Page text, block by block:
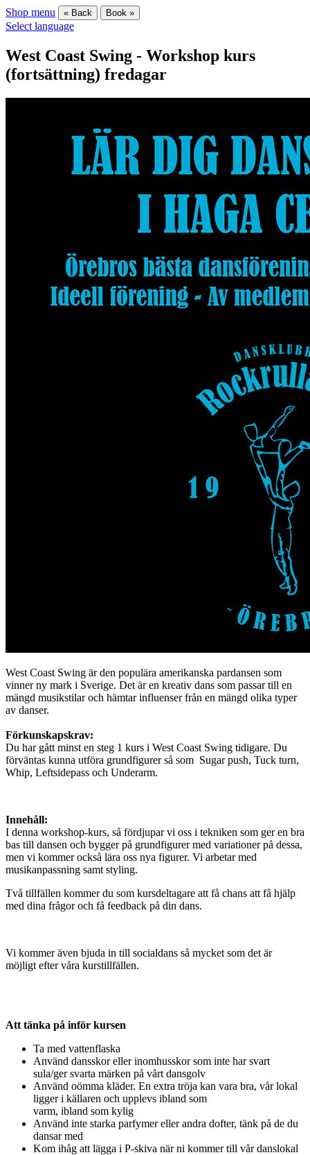
Shop menu « Back Book »
Select language
West Coast Swing - Workshop kurs
(fortsättning) fredagar
West Coast Swing är den populära amerikanska pardansen som
vinner ny mark i Sverige. Det är en kreativ dans som passar till en
mängd musikstilar och hämtar influenser från en mängd olika typer
av danser.
Förkunskapskrav:
Du har gått minst en steg 1 kurs i West Coast Swing tidigare. Du
förväntas kunna utföra grundfigurer så som Sugar push, Tuck turn,
Whip, Leftsidepass och Underarm.
Innehåll:
I denna workshop-kurs, så fördjupar vi oss i tekniken som ger en bra
bas till dansen och bygger på grundfigurer med variationer på dessa,
men vi kommer också lära oss nya figurer. Vi arbetar med
musikanpassning samt styling.
Två tillfällen kommer du som kursdeltagare att få chans att få hjälp
med dina frågor och få feedback på din dans.
Vi kommer även bjuda in till socialdans så mycket som det är
möjligt efter våra kurstillfällen.
Att tänka på inför kursen
Ta med vattenflaska
Använd dansskor eller inomhusskor som inte har svart
sula/ger svarta märken på vårt dansgolv
Använd oömma kläder. En extra tröja kan vara bra, vår lokal
ligger i källaren och upplevs ibland som
varm, ibland som kylig
Använd inte starka parfymer eller andra dofter, tänk på de du
dansar med
Kom ihåg att lägga i P-skiva när ni kommer till vår danslokal